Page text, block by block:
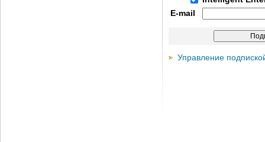
E-mail
Управление